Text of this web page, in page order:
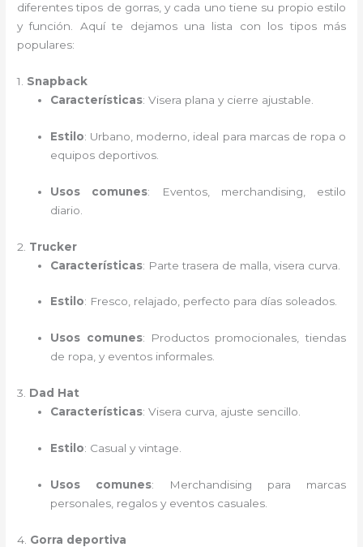
diferentes tipos de gorras, y cada uno tiene su propio estilo
y función. Aquí te dejamos una lista con los tipos más
populares:
1. Snapback
Características: Visera plana y cierre ajustable.
Estilo: Urbano, moderno, ideal para marcas de ropa o
equipos deportivos.
Usos comunes: Eventos, merchandising, estilo
diario.
2. Trucker
Características: Parte trasera de malla, visera curva.
Estilo: Fresco, relajado, perfecto para días soleados.
Usos comunes: Productos promocionales, tiendas
de ropa, y eventos informales.
3. Dad Hat
Características: Visera curva, ajuste sencillo.
Estilo: Casual y vintage.
Usos comunes: Merchandising para marcas
personales, regalos y eventos casuales.
4. Gorra deportiva